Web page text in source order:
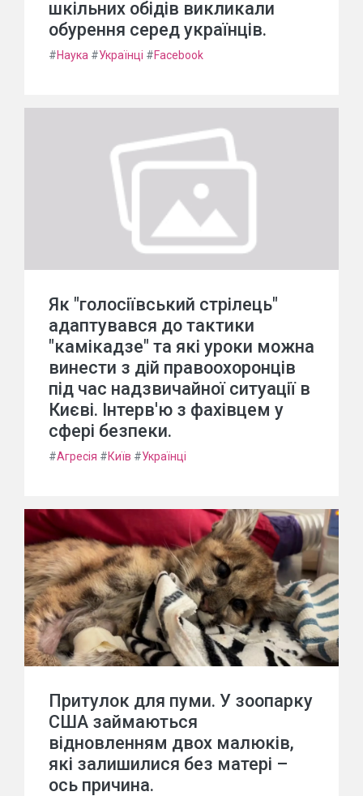
шкільних обідів викликали
обурення серед українців.
#Наука #Українці #Facebook
Як "голосіївський стрілець"
адаптувався до тактики
"камікадзе" та які уроки можна
винести з дій правоохоронців
під час надзвичайної ситуації в
Києві. Інтерв'ю з фахівцем у
сфері безпеки.
#Агресія #Київ #Українці
Притулок для пуми. У зоопарку
США займаються
відновленням двох малюків,
які залишилися без матері –
ось причина.